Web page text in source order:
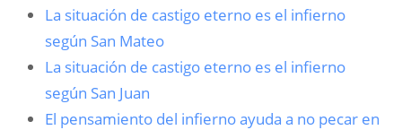
La situación de castigo eterno es el infierno
según San Mateo
La situación de castigo eterno es el infierno
según San Juan
El pensamiento del infierno ayuda a no pecar en